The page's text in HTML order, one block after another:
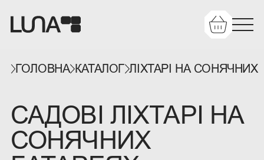
ГОЛОВНА КАТАЛОГ ЛІХТАРІ НА СОНЯЧНИХ
САДОВІ ЛІХТАРІ НА
СОНЯЧНИХ